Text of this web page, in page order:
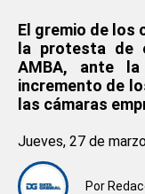
El gremio de
la protesta de
AMBA, ante
incremento de
las cámaras
Por
Jueves, 27 de